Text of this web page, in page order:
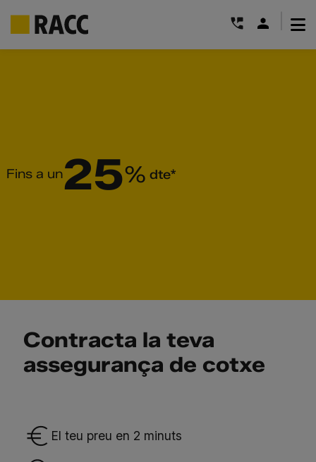
Contracta la teva
assegurança de cotxe
El teu preu en 2 minuts
Fins a un25% dte*